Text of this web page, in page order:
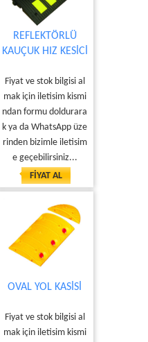
REFLEKTÖRLÜ
KAUÇUK HIZ KESİCİ
Fiyat ve stok bilgisi al
mak için iletisim kismi
ndan formu doldurara
k ya da WhatsApp üze
rinden bizimle iletisim
e geçebilirsiniz...
FİYAT AL
OVAL YOL KASİSİ
Fiyat ve stok bilgisi al
mak için iletisim kismi